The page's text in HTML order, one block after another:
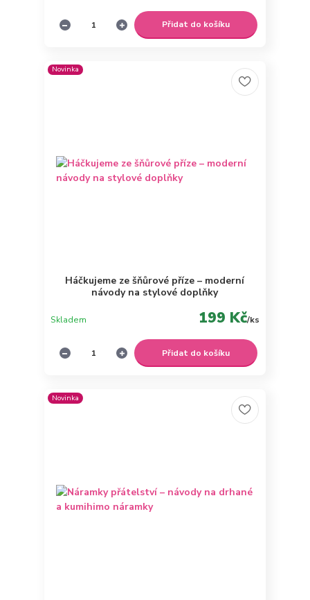
Přidat do košíku
Novinka
Háčkujeme ze šňůrové příze – moderní
návody na stylové doplňky
199 Kč/ks
Skladem
Přidat do košíku
Novinka